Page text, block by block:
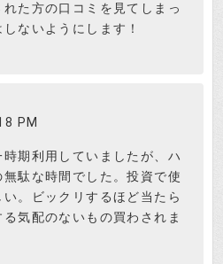
た方の口コミを見てしまっ
ないようにします！
PM
期利用していましたが、ハ
駄な時間でした。投資で使
。ビックリするほど当たら
気配のないもの買わされま